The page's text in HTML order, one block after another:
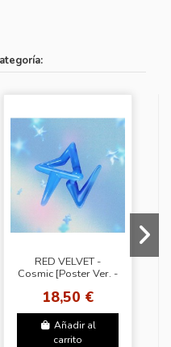
RED VELVET -
Cosmic [Poster Ver. -
18,50 €
Añadir al
carrito